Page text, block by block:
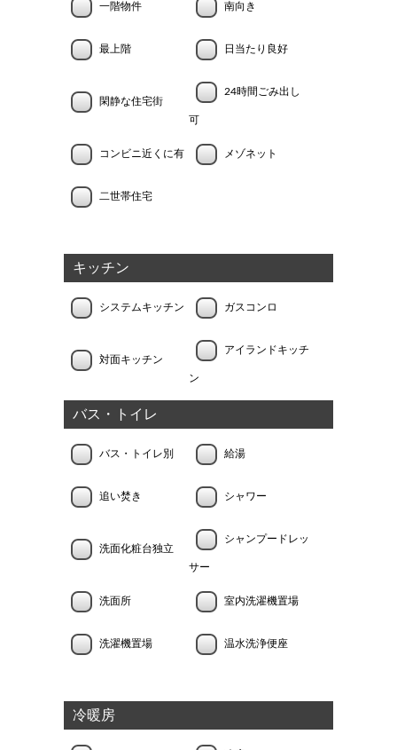
一階物件 南向き
最上階 日当たり良好
閑静な住宅街
24時間ごみ出し
可
コンビニ近くに有 メゾネット
二世帯住宅
キッチン
システムキッチン ガスコンロ
対面キッチン
アイランドキッチ
ン
バス・トイレ
バス・トイレ別 給湯
追い焚き シャワー
洗面化粧台独立
シャンプードレッ
サー
洗面所 室内洗濯機置場
洗濯機置場 温水洗浄便座
冷暖房